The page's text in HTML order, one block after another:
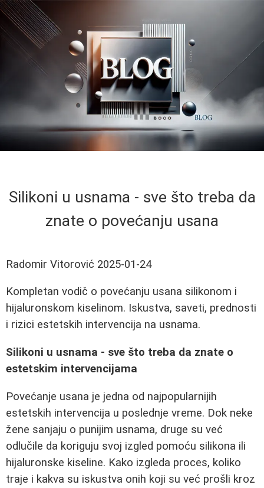
Silikoni u usnama - sve što treba da
znate o povećanju usana
Radomir Vitorović 2025-01-24
Kompletan vodič o povećanju usana silikonom i
hijaluronskom kiselinom. Iskustva, saveti, prednosti
i rizici estetskih intervencija na usnama.
Silikoni u usnama - sve što treba da znate o
estetskim intervencijama
Povećanje usana je jedna od najpopularnijih
estetskih intervencija u poslednje vreme. Dok neke
žene sanjaju o punijim usnama, druge su već
odlučile da koriguju svoj izgled pomoću silikona ili
hijaluronske kiseline. Kako izgleda proces, koliko
traje i kakva su iskustva onih koji su već prošli kroz